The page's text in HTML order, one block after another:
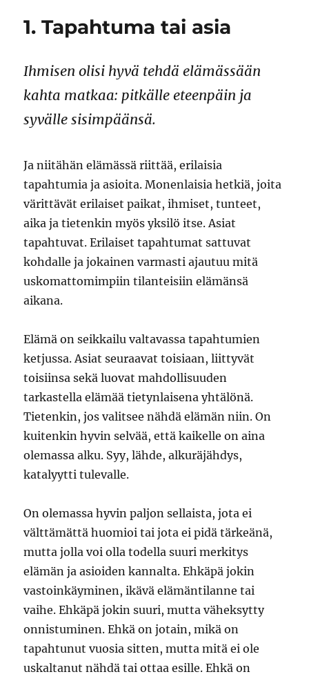
1. Tapahtuma tai asia
Ihmisen olisi hyvä tehdä elämässään
kahta matkaa: pitkälle eteenpäin ja
syvälle sisimpäänsä.
Ja niitähän elämässä riittää, erilaisia
tapahtumia ja asioita. Monenlaisia hetkiä, joita
värittävät erilaiset paikat, ihmiset, tunteet,
aika ja tietenkin myös yksilö itse. Asiat
tapahtuvat. Erilaiset tapahtumat sattuvat
kohdalle ja jokainen varmasti ajautuu mitä
uskomattomimpiin tilanteisiin elämänsä
aikana.
Elämä on seikkailu valtavassa tapahtumien
ketjussa. Asiat seuraavat toisiaan, liittyvät
toisiinsa sekä luovat mahdollisuuden
tarkastella elämää tietynlaisena yhtälönä.
Tietenkin, jos valitsee nähdä elämän niin. On
kuitenkin hyvin selvää, että kaikelle on aina
olemassa alku. Syy, lähde, alkuräjähdys,
katalyytti tulevalle.
On olemassa hyvin paljon sellaista, jota ei
välttämättä huomioi tai jota ei pidä tärkeänä,
mutta jolla voi olla todella suuri merkitys
elämän ja asioiden kannalta. Ehkäpä jokin
vastoinkäyminen, ikävä elämäntilanne tai
vaihe. Ehkäpä jokin suuri, mutta väheksytty
onnistuminen. Ehkä on jotain, mikä on
tapahtunut vuosia sitten, mutta mitä ei ole
uskaltanut nähdä tai ottaa esille. Ehkä on